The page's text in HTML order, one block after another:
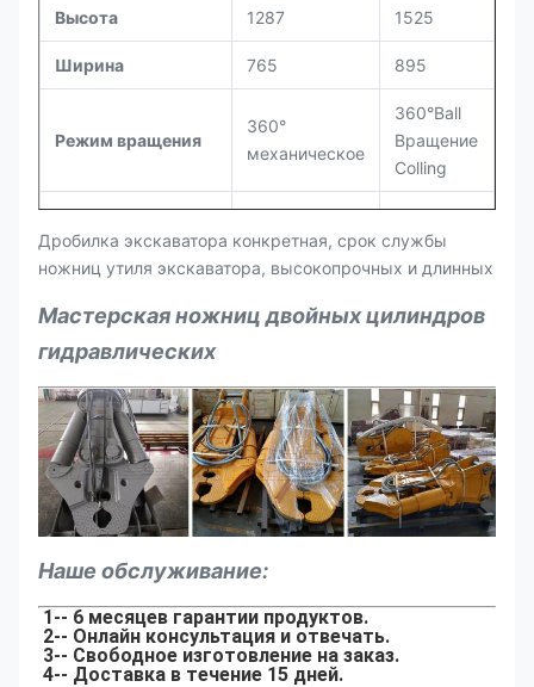
Средняя
задавливая сила
Передняя часть-
25*2 40*2 56*2
Соответствующий
для экскаватора
Высота 1287 1525
Ширина 765 895
Режим вращения
360°
механическое
360°Ball
Вращение
Colling
Сила Curshing
95
Средняя
сила Curshing
Передняя часть-
конца
25 36
Соответствующий
3-5 5-8
Дробилка экскаватора конкретная, срок службы
ножниц утиля экскаватора, высокопрочных и длинных
Мастерская ножниц двойных цилиндров
гидравлических
Наше обслуживание:
1-- 6 месяцев гарантии продуктов.
2-- Онлайн консультация и отвечать.
3-- Свободное изготовление на заказ.
4-- Доставка в течение 15 дней.